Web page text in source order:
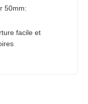
50mm:
facile et